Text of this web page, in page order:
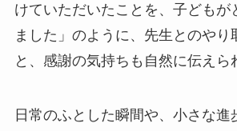
けていただいたことを、子どもが
ました」のように、先生とのやり
と、感謝の気持ちも自然に伝えら
日常のふとした瞬間や、小さな進